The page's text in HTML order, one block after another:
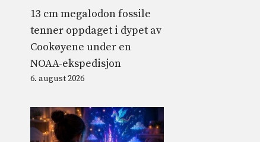
13 cm megalodon fossile
tenner oppdaget i dypet av
Cookøyene under en
NOAA-ekspedisjon
6. august 2026